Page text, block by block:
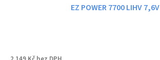
EZ POWER 7700 LIHV 7,6V